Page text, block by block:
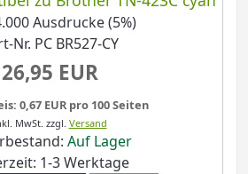
Ausdrucke (5%)
Nr. PC BR527-CY
26,95 EUR
0,67 EUR pro 100 Seiten
MwSt. zzgl. Versand
Auf Lager
1-3 Werktage